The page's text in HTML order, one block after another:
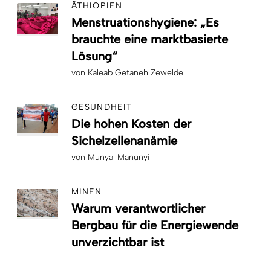
ÄTHIOPIEN
Menstruationshygiene: „Es
brauchte eine marktbasierte
Lösung“
von Kaleab Getaneh Zewelde
GESUNDHEIT
Die hohen Kosten der
Sichelzellenanämie
von Munyal Manunyi
MINEN
Warum verantwortlicher
Bergbau für die Energiewende
unverzichtbar ist